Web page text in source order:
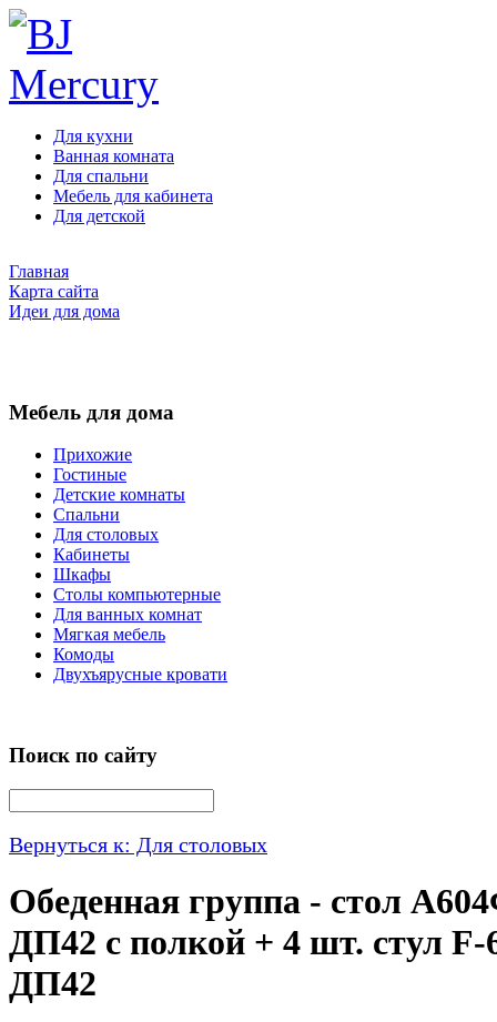
Для кухни
Ванная комната
Для спальни
Мебель для кабинета
Для детской
Главная
Карта сайта
Идеи для дома
Мебель для дома
Прихожие
Гостиные
Детские комнаты
Спальни
Для столовых
Кабинеты
Шкафы
Столы компьютерные
Для ванных комнат
Мягкая мебель
Комоды
Двухъярусные кровати
Поиск по сайту
Вернуться к: Для столовых
Обеденная группа - стол
ДП42 с полкой + 4 шт. стул F-
ДП42